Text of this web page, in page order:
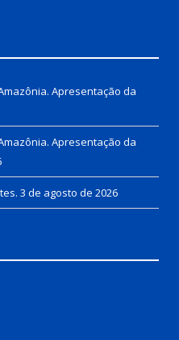
Apresentação da
Apresentação da
3 de agosto de 2026